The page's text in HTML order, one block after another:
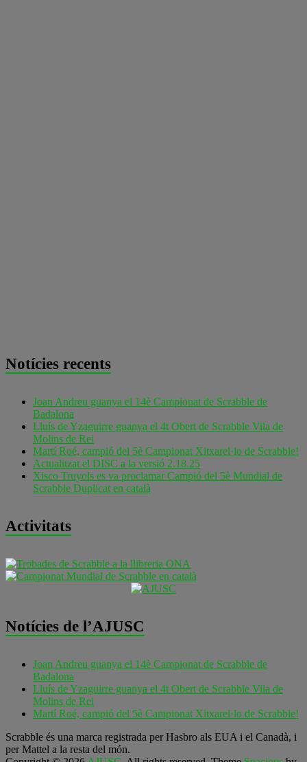
Notícies recents
Joan Andreu guanya el 14è Campionat de Scrabble de
Badalona
Lluís de Yzaguirre guanya el 4t Obert de Scrabble Vila de
Molins de Rei
Martí Roé, campió del 5è Campionat Xitxarel·lo de Scrabble!
Actualitzat el DISC a la versió 2.18.25
Xisco Truyols es va proclamar Campió del 5è Mundial de
Scrabble Duplicat en català
Activitats
Notícies de l’AJUSC
Joan Andreu guanya el 14è Campionat de Scrabble de
Badalona
Lluís de Yzaguirre guanya el 4t Obert de Scrabble Vila de
Molins de Rei
Martí Roé, campió del 5è Campionat Xitxarel·lo de Scrabble!
Scrabble és una marca registrada per Hasbro als EUA i el Canadà, i
per Mattel a la resta del món.